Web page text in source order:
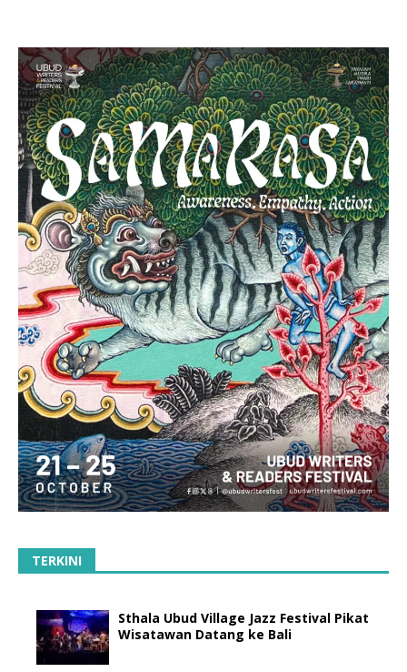
TERKINI
Sthala Ubud Village Jazz Festival Pikat
Wisatawan Datang ke Bali